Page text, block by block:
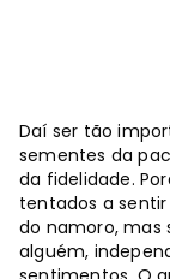
Daí ser tão
sementes da
da fidelidade.
tentados a
do namoro, mas
alguém,